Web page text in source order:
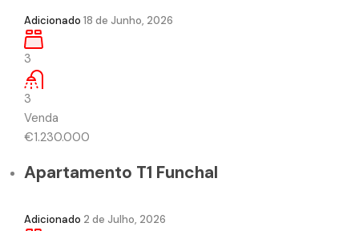
Adicionado 18 de Junho, 2026
3
3
Venda
€1.230.000
Apartamento T1 Funchal
Adicionado 2 de Julho, 2026